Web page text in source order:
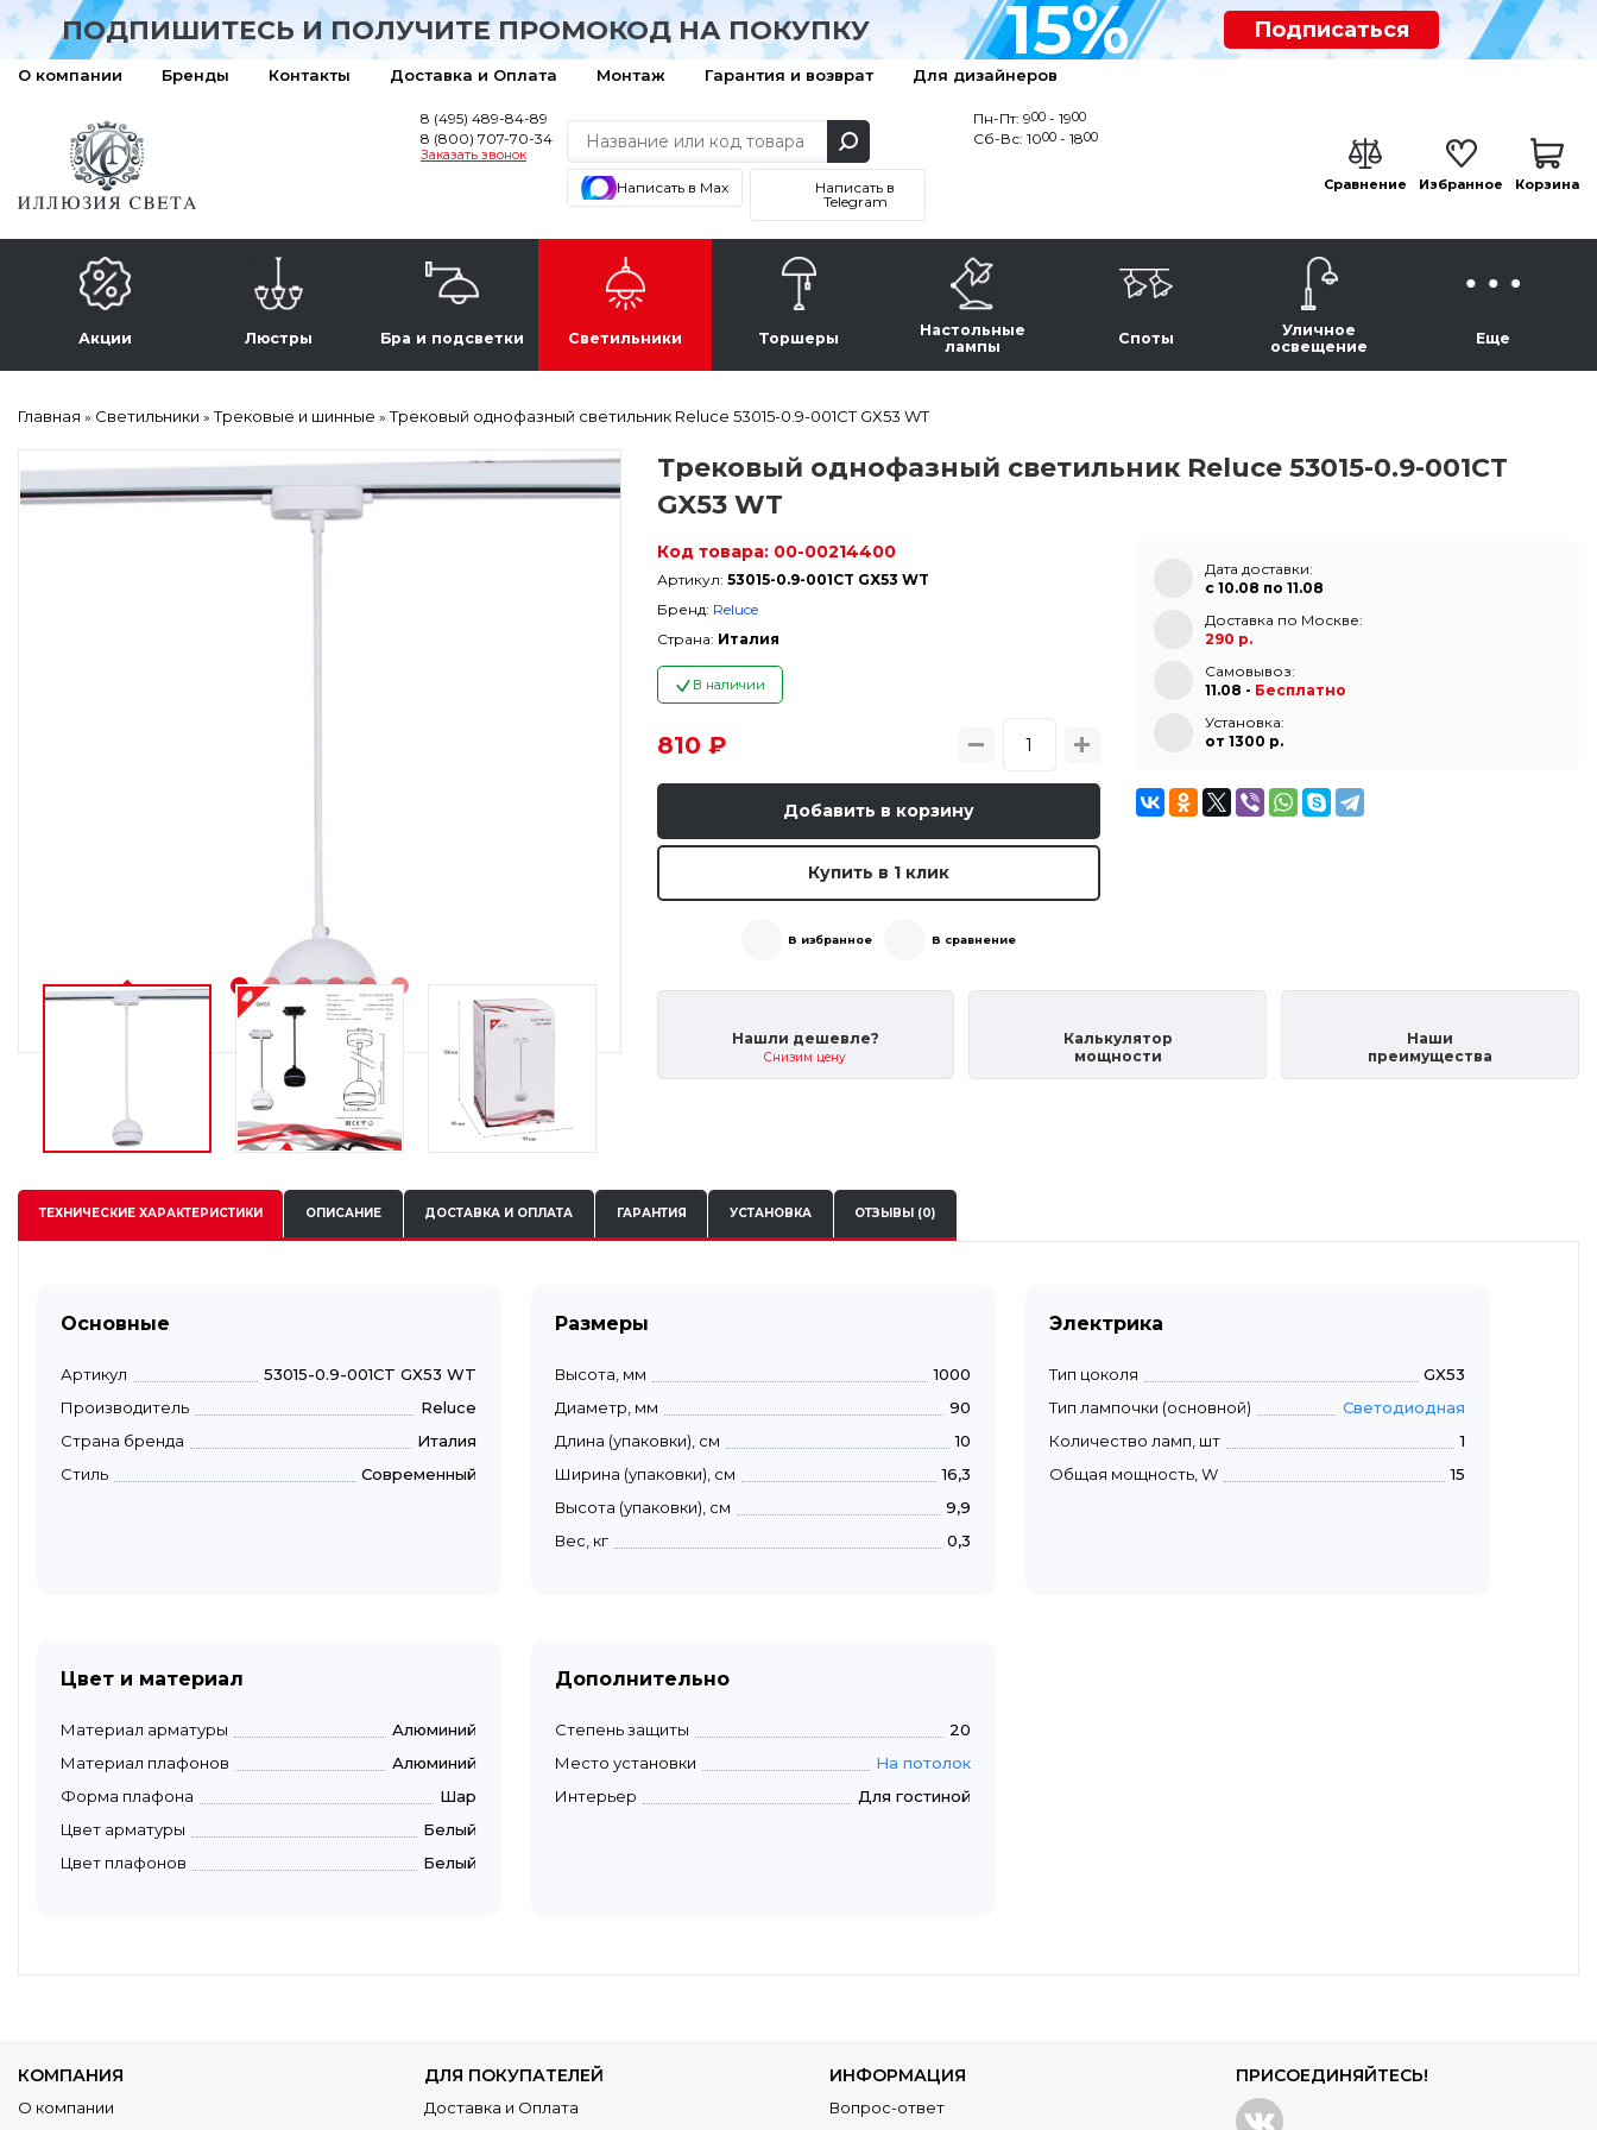
ПОДПИШИТЕСЬ И ПОЛУЧИТЕ ПРОМОКОД НА ПОКУПКУ 15% Подписаться
О компании Бренды Контакты Доставка и Оплата Монтаж Гарантия и возврат Для дизайнеров
8 (495) 489-84-89
8 (800) 707-70-34
Заказать звонок
Написать в Max
Написать в
Telegram
Пн-Пт: 900 - 1900
Сб-Вс: 1000 - 1800
Сравнение Избранное Корзина
Акции Люстры Бра и подсветки Светильники Торшеры
Настольные
лампы
Споты
Уличное
освещение
Еще
Главная » Светильники »Трековые и шинные »Трековый однофазный светильник Reluce 53015-0.9-001CT GX53 WT
Трековый однофазный светильник Reluce 53015-0.9-001CT
GX53 WT
Код товара: 00-00214400
Артикул: 53015-0.9-001CT GX53 WT
Бренд: Reluce
Страна: Италия
В наличии
810 ₽
Добавить в корзину
Купить в 1 клик
В избранное В сравнение
Дата доставки:
с 10.08 по 11.08
Доставка по Москве:
290 р.
Самовывоз:
11.08 - Бесплатно
Установка:
от 1300 p.
Нашли дешевле?
Снизим цену
Калькулятор
мощности
Наши
преимущества
ТЕХНИЧЕСКИЕХАРАКТЕРИСТИКИ ОПИСАНИЕ ДОСТАВКА И ОПЛАТА ГАРАНТИЯ УСТАНОВКА ОТЗЫВЫ (0)
Основные
Артикул
53015-0.9-001CT GX53 WT
Производитель
Reluce
Страна бренда
Италия
Стиль
Современный
Размеры
Высота, мм
1000
Диаметр, мм
90
Длина (упаковки), см
10
Ширина (упаковки), см
16,3
Высота (упаковки), см
9,9
Вес, кг
0,3
Электрика
Тип цоколя
GX53
Тип лампочки (основной)
Светодиодная
Количество ламп, шт
1
Общая мощность, W
15
Цвет и материал
Материал арматуры
Алюминий
Материал плафонов
Алюминий
Форма плафона
Шар
Цвет арматуры
Белый
Цвет плафонов
Белый
Дополнительно
Степень защиты
20
Место установки
На потолок
Интерьер
Для гостиной
КОМПАНИЯ
О компании
ДЛЯ ПОКУПАТЕЛЕЙ
Доставка и Оплата
ИНФОРМАЦИЯ
Вопрос-ответ
ПРИСОЕДИНЯЙТЕСЬ!